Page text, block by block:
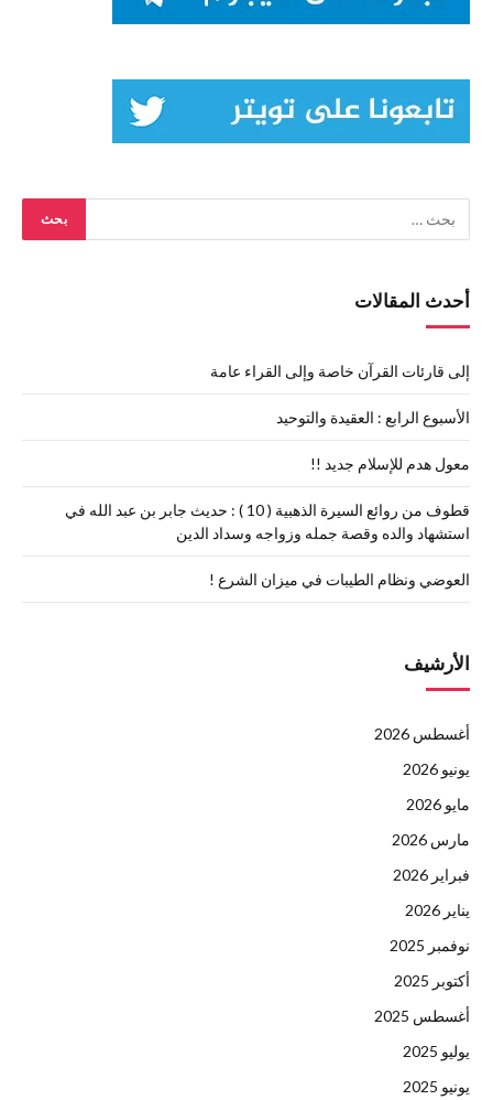
أحدث المقالات
إلى قارئات القرآن خاصة وإلى القراء عامة
الأسبوع الرابع : العقيدة والتوحيد
معول هدم للإسلام جديد !!
قطوف من روائع السيرة الذهبية ( 10 ) : حديث جابر بن عبد الله في
استشهاد والده وقصة جمله وزواجه وسداد الدين
العوضي ونظام الطيبات في ميزان الشرع !
الأرشيف
أغسطس 2026
يونيو 2026
مايو 2026
مارس 2026
فبراير 2026
يناير 2026
نوفمبر 2025
أكتوبر 2025
أغسطس 2025
يوليو 2025
يونيو 2025